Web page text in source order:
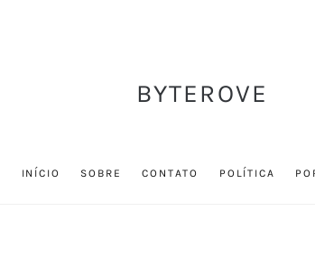
BYTEROVE
INÍCIO SOBRE CONTATO POLÍTICA